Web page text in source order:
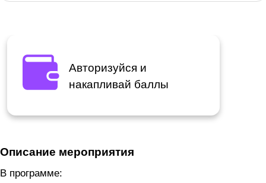
Авторизуйся и
накапливай баллы
Описание мероприятия
В программе: